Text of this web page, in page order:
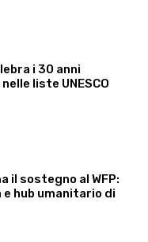
i 30 anni
liste UNESCO
il sostegno al WFP:
e hub umanitario di